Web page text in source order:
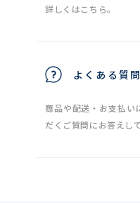
詳しくはこちら。
よくある質
商品や配送・お支払い
だくご質問にお答えし